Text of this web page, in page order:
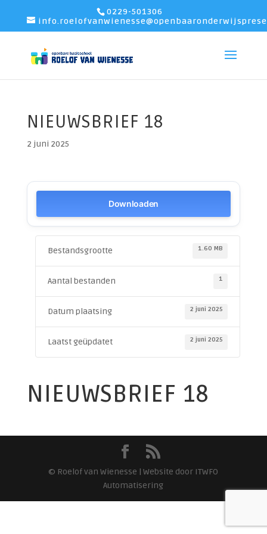
0229-501306
NIEUWSBRIEF 18
2 juni 2025
Downloaden
Bestandsgrootte 1.60 MB
Aantal bestanden 1
Datum plaatsing 2 juni 2025
Laatst geüpdatet 2 juni 2025
NIEUWSBRIEF 18
© Roelof van Wienesse | Website door ITWFO
Automatisering